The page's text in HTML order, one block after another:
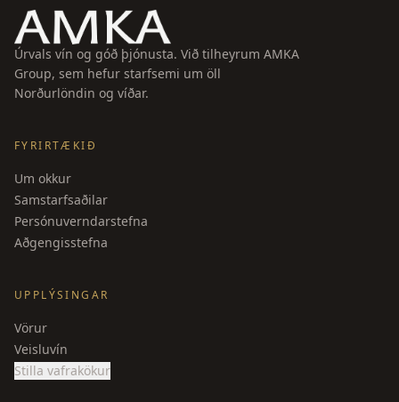
Úrvals vín og góð þjónusta. Við tilheyrum AMKA
Group, sem hefur starfsemi um öll
Norðurlöndin og víðar.
FYRIRTÆKIÐ
Um okkur
Samstarfsaðilar
Persónuverndarstefna
Aðgengisstefna
UPPLÝSINGAR
Vörur
Veisluvín
Stilla vafrakökur